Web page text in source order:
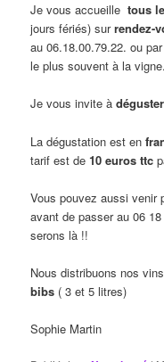
Je vous accueille tous
jours fériés) surrendez-
au 06.18.00.79.22. ou
le plus souvent à la vigne.
Je vous invite à
La dégustation est en
tarif est de10 euros ttc
Vous pouvez aussi venir
avant de passer au 06
serons là !!
Nous distribuons nos
bibs ( 3 et 5 litres)
Sophie Martin